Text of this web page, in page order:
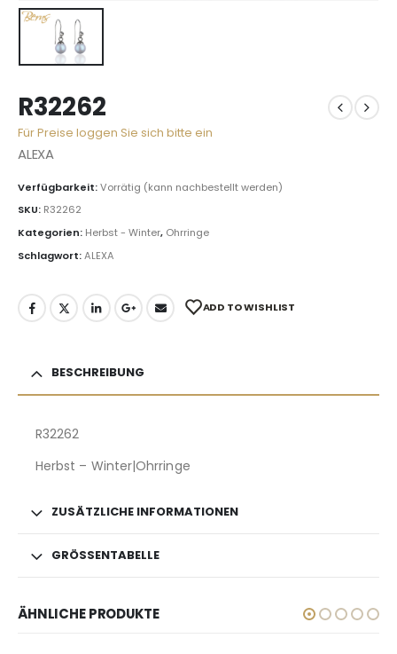
R32262
Für Preise loggen Sie sich bitte ein
ALEXA
Verfügbarkeit:Vorrätig (kann nachbestellt werden)
SKU: R32262
Kategorien: Herbst - Winter, Ohrringe
Schlagwort:ALEXA
ADD TO WISHLIST
BESCHREIBUNG
R32262
Herbst – Winter|Ohrringe
ZUSÄTZLICHE INFORMATIONEN
GRÖSSENTABELLE
ÄHNLICHE PRODUKTE